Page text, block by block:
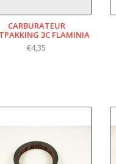
CARBURATEUR
3C FLAMINIA
€4,35